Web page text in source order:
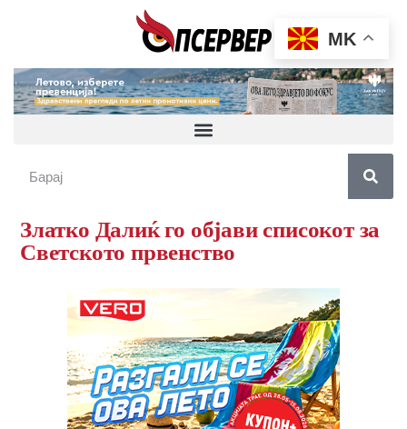
Златко Далиќ го објави списокот за
Светското првенство
MK